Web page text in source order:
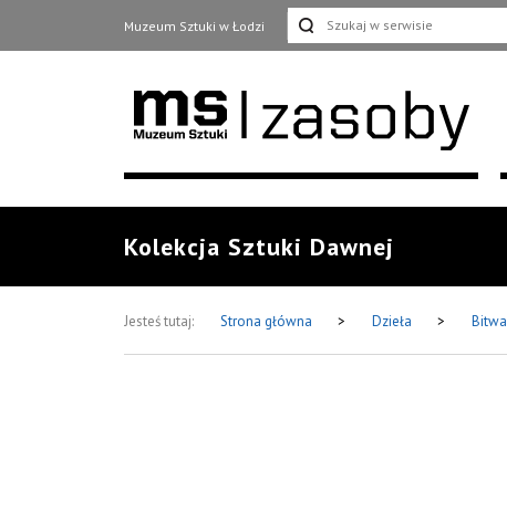
Muzeum Sztuki w Łodzi
Kolekcja Sztuki Dawnej
Jesteś tutaj: Strona główna > Dzieła > Bitwa